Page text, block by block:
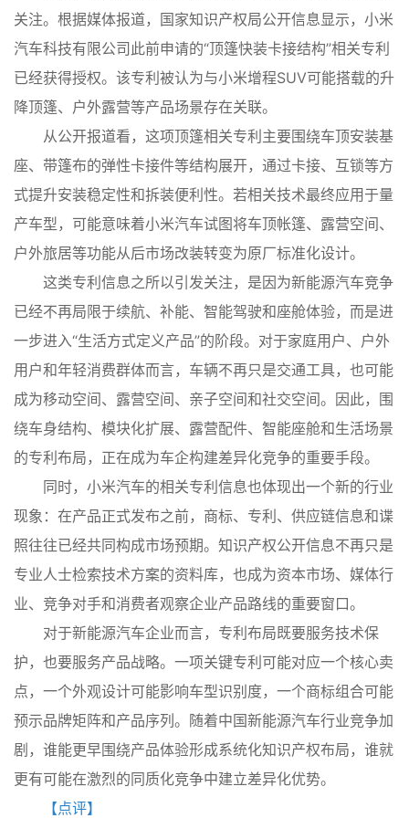
关注。根据媒体报道，国家知识产权局公开信息显示，小米
汽车科技有限公司此前申请的“顶篷快装卡接结构”相关专利
已经获得授权。该专利被认为与小米增程SUV可能搭载的升
降顶篷、户外露营等产品场景存在关联。
从公开报道看，这项顶篷相关专利主要围绕车顶安装基
座、带篷布的弹性卡接件等结构展开，通过卡接、互锁等方
式提升安装稳定性和拆装便利性。若相关技术最终应用于量
产车型，可能意味着小米汽车试图将车顶帐篷、露营空间、
户外旅居等功能从后市场改装转变为原厂标准化设计。
这类专利信息之所以引发关注，是因为新能源汽车竞争
已经不再局限于续航、补能、智能驾驶和座舱体验，而是进
一步进入“生活方式定义产品”的阶段。对于家庭用户、户外
用户和年轻消费群体而言，车辆不再只是交通工具，也可能
成为移动空间、露营空间、亲子空间和社交空间。因此，围
绕车身结构、模块化扩展、露营配件、智能座舱和生活场景
的专利布局，正在成为车企构建差异化竞争的重要手段。
同时，小米汽车的相关专利信息也体现出一个新的行业
现象：在产品正式发布之前，商标、专利、供应链信息和谍
照往往已经共同构成市场预期。知识产权公开信息不再只是
专业人士检索技术方案的资料库，也成为资本市场、媒体行
业、竞争对手和消费者观察企业产品路线的重要窗口。
对于新能源汽车企业而言，专利布局既要服务技术保
护，也要服务产品战略。一项关键专利可能对应一个核心卖
点，一个外观设计可能影响车型识别度，一个商标组合可能
预示品牌矩阵和产品序列。随着中国新能源汽车行业竞争加
剧，谁能更早围绕产品体验形成系统化知识产权布局，谁就
更有可能在激烈的同质化竞争中建立差异化优势。
【点评】